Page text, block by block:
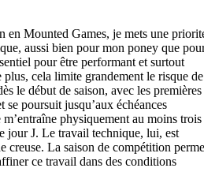
en Mounted Games, je mets une
aussi bien pour mon poney que
pour être performant et surtout
cela limite grandement le risque de
le début de saison, avec les premières
poursuit jusqu’aux échéances
physiquement au moins trois
jour J. Le travail technique, lui, est
creuse. La saison de compétition
ce travail dans des conditions